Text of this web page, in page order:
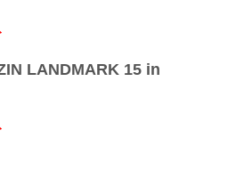
LANDMARK 15 in